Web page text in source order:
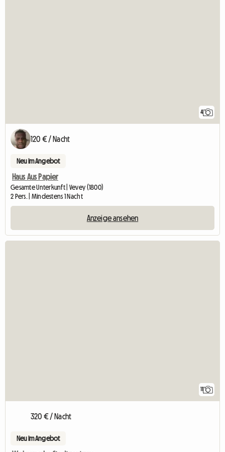
4
120 € / Nacht
Neu im Angebot
Haus Aus Papier
Gesamte Unterkunft | Vevey (1800)
2 Pers. | Mindestens 1 Nacht
Anzeige ansehen
11
320 € / Nacht
Neu im Angebot